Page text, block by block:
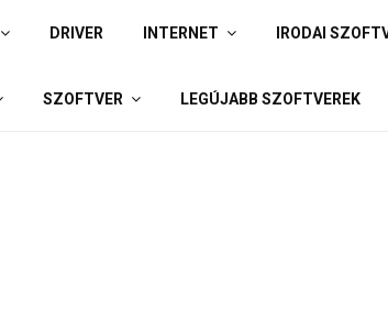
DRIVER INTERNET IRODAI
SZOFTVER LEGÚJABB SZOFTVEREK